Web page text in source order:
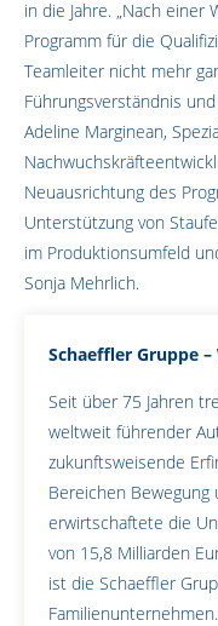
in die Jahre. „Nach einer
Programm für die
Teamleiter nicht mehr
Führungsverständnis
Adeline Marginean,
Neuausrichtung des
Unterstützung von
im Produktionsumfeld
Sonja Mehrlich.
Schaeffler Gruppe
Seit über 75 Jahren
weltweit führender
zukunftsweisende
Bereichen Bewegung
erwirtschaftete die
von 15,8 Milliarden
ist die Schaeffler
Familienunternehmen.